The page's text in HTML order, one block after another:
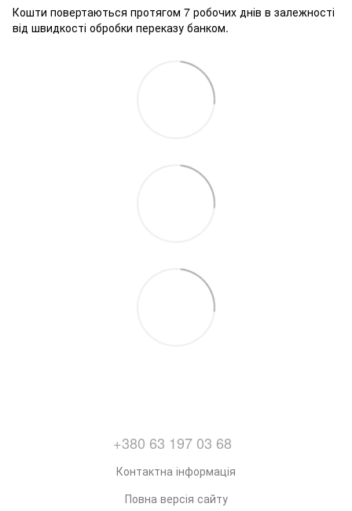
Кошти повертаються протягом 7 робочих днів в залежності
від швидкості обробки переказу банком.
+380 63 197 03 68
Контактна інформація
Повна версія сайту